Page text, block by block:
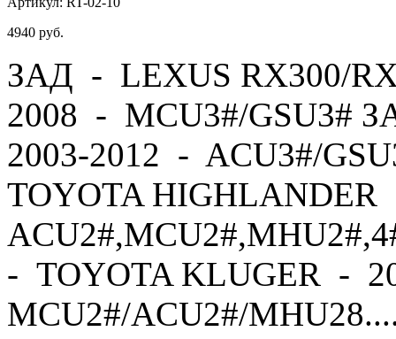
4940 руб.
ЗАД - LEXUS RX300/
2008 - MCU3#/GSU3#
2003-2012 - ACU3#/
TOYOTA
- TOYOTA KLUGER -
MCU2#/ACU2#/